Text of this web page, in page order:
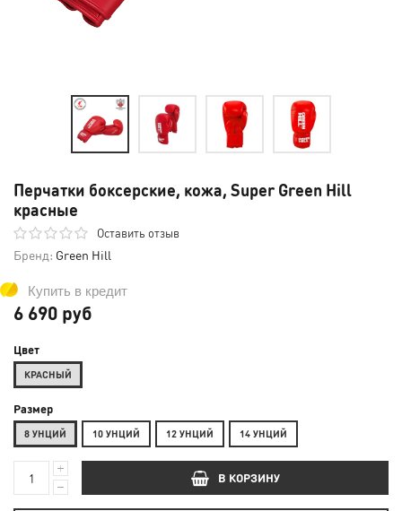
Перчатки боксерские, кожа, Super Green Hill
красные
Оставить отзыв
Бренд: Green Hill
Купить в кредит
6 690 руб
Цвет
КРАСНЫЙ
Размер
8 УНЦИЙ 10 УНЦИЙ 12 УНЦИЙ 14 УНЦИЙ
В КОРЗИНУ